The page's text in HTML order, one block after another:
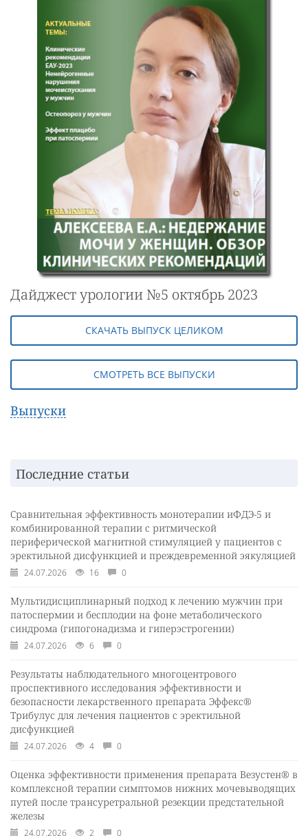
Дайджест урологии №5 октябрь 2023
СКАЧАТЬ ВЫПУСК ЦЕЛИКОМ
СМОТРЕТЬ ВСЕ ВЫПУСКИ
Выпуски
Последние статьи
Сравнительная эффективность монотерапии иФДЭ-5 и
комбинированной терапии с ритмической
периферической магнитной стимуляцией у пациентов с
эректильной дисфункцией и преждевременной эякуляцией
24.07.2026 16 0
Мультидисциплинарный подход к лечению мужчин при
патоспермии и бесплодии на фоне метаболического
синдрома (гипогонадизма и гиперэстрогении)
24.07.2026 6 0
Результаты наблюдательного многоцентрового
проспективного исследования эффективности и
безопасности лекарственного препарата Эффекс®
Трибулус для лечения пациентов с эректильной
дисфункцией
24.07.2026 4 0
Оценка эффективности применения препарата Везустен® в
комплексной терапии симптомов нижних мочевыводящих
путей после трансуретральной резекции предстательной
железы
24.07.2026 2 0